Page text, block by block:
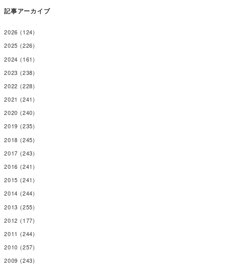
記事アーカイブ
2026 (124)
2025 (226)
2024 (161)
2023 (238)
2022 (228)
2021 (241)
2020 (240)
2019 (235)
2018 (245)
2017 (243)
2016 (241)
2015 (241)
2014 (244)
2013 (255)
2012 (177)
2011 (244)
2010 (257)
2009 (243)